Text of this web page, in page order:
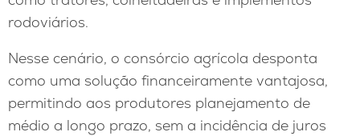
rodoviários.
Nesse cenário, o consórcio agrícola desponta
como uma solução financeiramente vantajosa,
permitindo aos produtores planejamento de
médio a longo prazo, sem a incidência de juros